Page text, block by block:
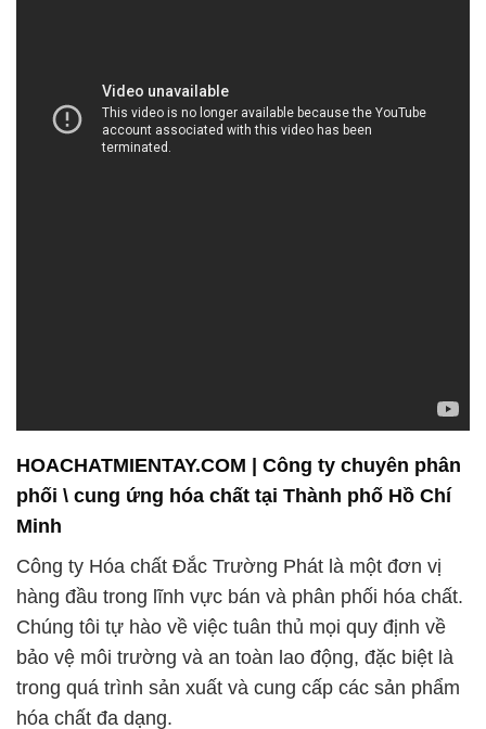
HOACHATMIENTAY.COM | Công ty chuyên phân
phối \ cung ứng hóa chất tại Thành phố Hồ Chí
Minh
Công ty Hóa chất Đắc Trường Phát là một đơn vị
hàng đầu trong lĩnh vực bán và phân phối hóa chất.
Chúng tôi tự hào về việc tuân thủ mọi quy định về
bảo vệ môi trường và an toàn lao động, đặc biệt là
trong quá trình sản xuất và cung cấp các sản phẩm
hóa chất đa dạng.